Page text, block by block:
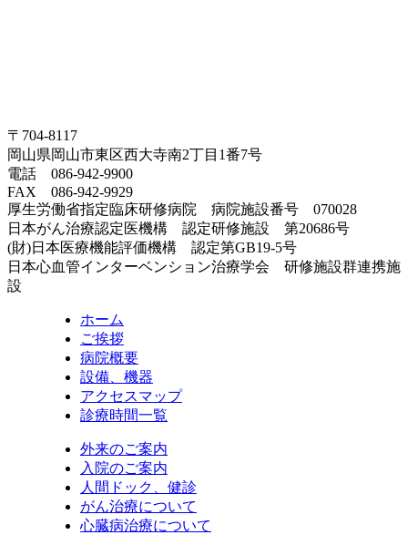
〒704-8117
岡山県岡山市東区西大寺南2丁目1番7号
電話 086-942-9900
FAX 086-942-9929
厚生労働省指定臨床研修病院 病院施設番号 070028
日本がん治療認定医機構 認定研修施設 第20686号
(財)日本医療機能評価機構 認定第GB19-5号
日本心血管インターベンション治療学会 研修施設群連携施
設
ホーム
ご挨拶
病院概要
設備、機器
アクセスマップ
診療時間一覧
外来のご案内
入院のご案内
人間ドック、健診
がん治療について
心臓病治療について